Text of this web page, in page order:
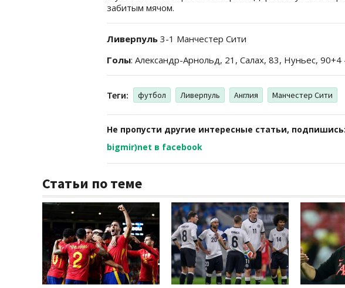
забитым мячом.
Ливерпуль 3-1 Манчестер Сити
Голы: Александр-Арнольд, 21, Салах, 83, Нуньес, 90+4
Теги: футбол Ливерпуль Англия Манчестер Сити
Не пропусти другие интересные статьи, подпишись:
bigmir)net в facebook
Статьи по теме